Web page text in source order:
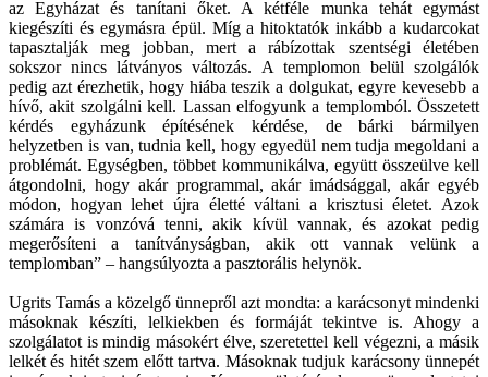
az Egyházat és tanítani őket. A kétféle munka tehát egymást
kiegészíti és egymásra épül. Míg a hitoktatók inkább a kudarcokat
tapasztalják meg jobban, mert a rábízottak szentségi életében
sokszor nincs látványos változás. A templomon belül szolgálók
pedig azt érezhetik, hogy hiába teszik a dolgukat, egyre kevesebb a
hívő, akit szolgálni kell. Lassan elfogyunk a templomból. Összetett
kérdés egyházunk építésének kérdése, de bárki bármilyen
helyzetben is van, tudnia kell, hogy egyedül nem tudja megoldani a
problémát. Egységben, többet kommunikálva, együtt összeülve kell
átgondolni, hogy akár programmal, akár imádsággal, akár egyéb
módon, hogyan lehet újra életté váltani a krisztusi életet. Azok
számára is vonzóvá tenni, akik kívül vannak, és azokat pedig
megerősíteni a tanítványságban, akik ott vannak velünk a
templomban” – hangsúlyozta a pasztorális helynök.
Ugrits Tamás a közelgő ünnepről azt mondta: a karácsonyt mindenki
másoknak készíti, lelkiekben és formáját tekintve is. Ahogy a
szolgálatot is mindig másokért élve, szeretettel kell végezni, a másik
lelkét és hitét szem előtt tartva. Másoknak tudjuk karácsony ünnepét